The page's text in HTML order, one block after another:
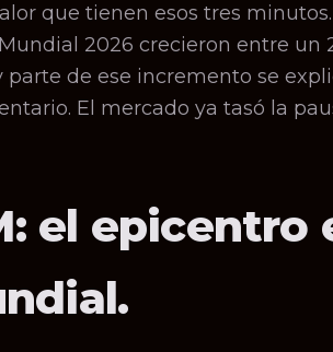
que tienen esos tres
2026 crecieron entre un
parte de ese incremento se
El mercado ya tasó la
el epicentro